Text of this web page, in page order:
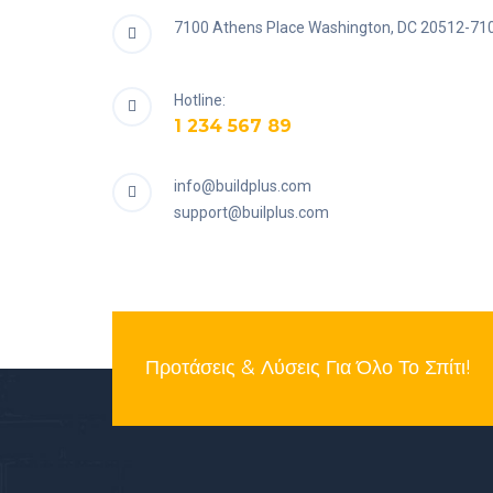
7100 Athens Place Washington, DC 20512-
Hotline:
1 234 567 89
info@buildplus.com
support@builplus.com
Προτάσεις & Λύσεις Για Όλο Το Σπίτι!